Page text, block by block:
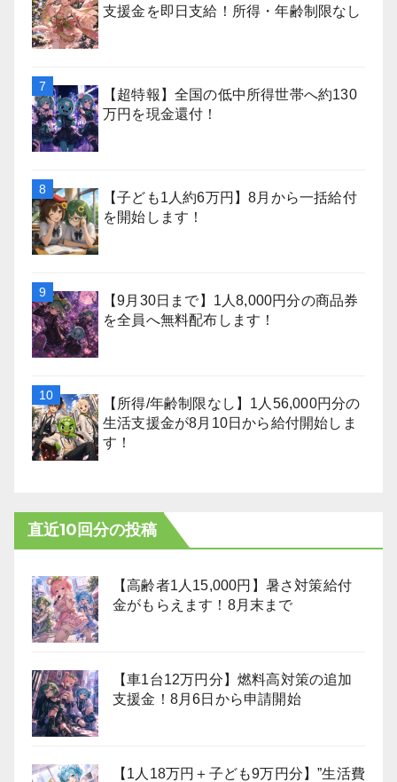
支援金を即日支給！所得・年齢制限なし
【超特報】全国の低中所得世帯へ約130
万円を現金還付！
【子ども1人約6万円】8月から一括給付
を開始します！
【9月30日まで】1人8,000円分の商品券
を全員へ無料配布します！
【所得/年齢制限なし】1人56,000円分の
生活支援金が8月10日から給付開始しま
す！
直近10回分の投稿
【高齢者1人15,000円】暑さ対策給付
金がもらえます！8月末まで
【車1台12万円分】燃料高対策の追加
支援金！8月6日から申請開始
【1人18万円＋子ども9万円分】”生活費